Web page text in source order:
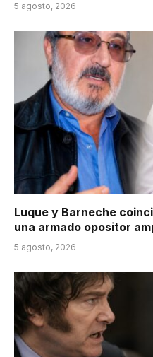
5 agosto, 2026
Luque y Barneche
una armado opositor
5 agosto, 2026